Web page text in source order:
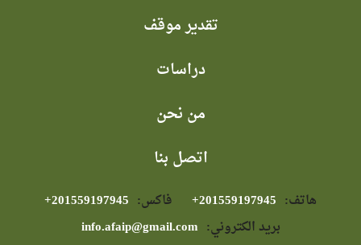
تقدير موقف
دراسات
من نحن
اتصل بنا
هاتف: فاكس:
بريد الكتروني: info.afaip@gmail.com